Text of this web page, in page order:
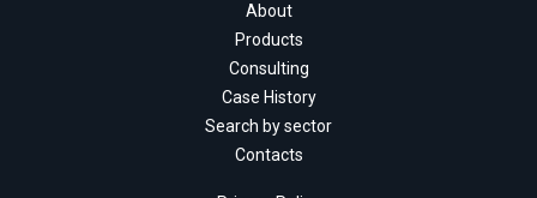
About
Products
Consulting
Case History
Search by sector
Contacts